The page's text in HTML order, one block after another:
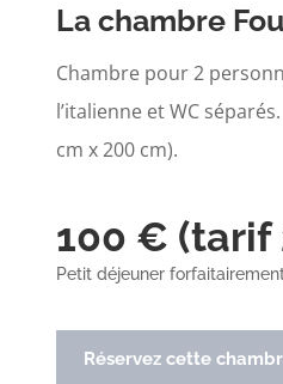
La chambre
Chambre pour 2
l’italienne et WC
cm x 200 cm).
100 € (tarif
Petit déjeuner
Réservez cette